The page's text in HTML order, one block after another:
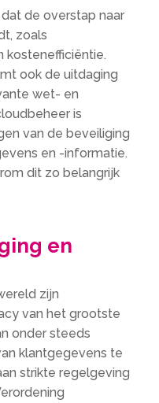
de overstap naar
zoals
kostenefficiëntie.
ook de uitdaging
wet- en
is
van de beveiliging
en -informatie.
dit zo belangrijk
en
zijn
van het grootste
onder steeds
klantgegevens te
strikte regelgeving